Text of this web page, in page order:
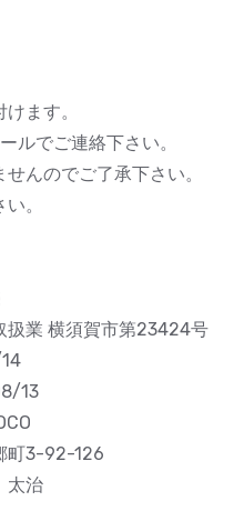
ます。
ルでご連絡下さい。
んのでご了承下さい。
。
業 横須賀市第23424号
08/13
町3-92-126
太治